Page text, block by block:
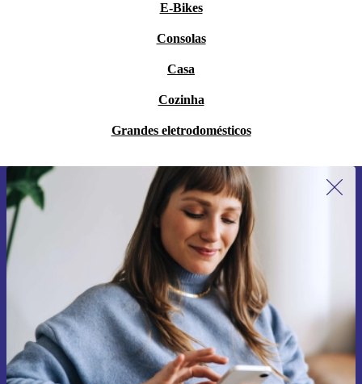
E-Bikes
Consolas
Casa
Cozinha
Grandes eletrodomésticos
Subscreve a nossa newsletter pela
primeira vez e poupa 15€!
Não percas mais nenhuma oferta.
Pedir voucher
Informações sobre o uso de dados pessoais podem ser encontrados na
nossa
Política de Privacidade.